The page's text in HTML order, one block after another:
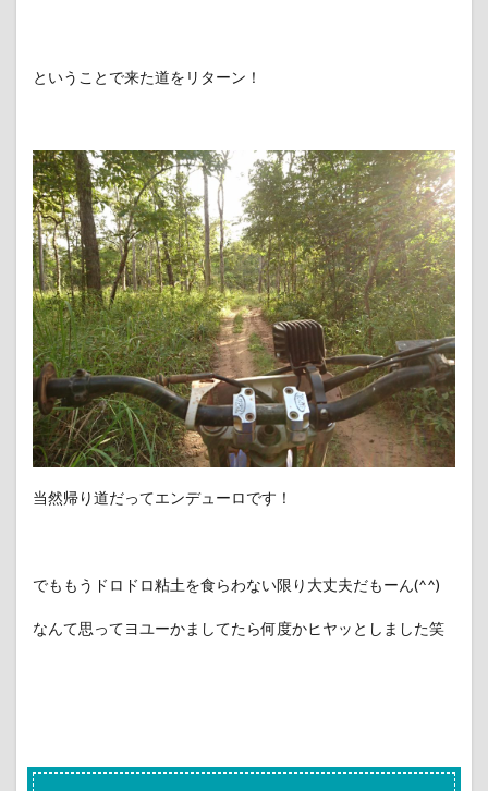
ということで来た道をリターン！
当然帰り道だってエンデューロです！
でももうドロドロ粘土を食らわない限り大丈夫だもーん(^^)
なんて思ってヨユーかましてたら何度かヒヤッとしました笑